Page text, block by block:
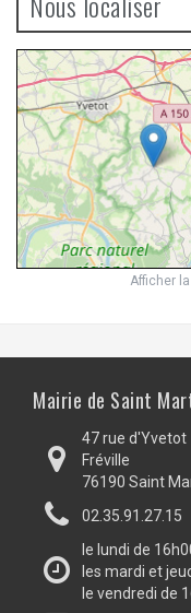
Afficher
Mairie de Saint
47 rue d'Yvetot
Fréville
76190 Saint
02.35.91.27.15
le lundi de
les mardi et
le vendredi de